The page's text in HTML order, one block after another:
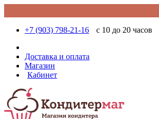
+7 (903) 798-21-16 с 10 до 20 часов
Доставка и оплата
Магазин
Кабинет